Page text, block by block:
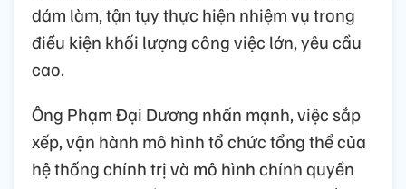
dám làm, tận tụy thực hiện nhiệm vụ trong
điều kiện khối lượng công việc lớn, yêu cầu
cao.
Ông Phạm Đại Dương nhấn mạnh, việc sắp
xếp, vận hành mô hình tổ chức tổng thể của
hệ thống chính trị và mô hình chính quyền